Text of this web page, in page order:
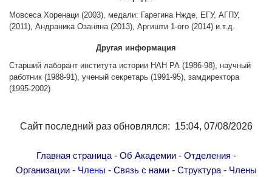
Университеты
Ученые диаспоры
Трибуна молодого ученого
Объявления
Поиск
Мовсеса Хоренаци (2003), медали: Гарегина Нжде, ЕГУ, АГПУ,
(2011), Андраника Озаняна (2013), Аргишти 1-ого (2014) и.т.д.
Другая информация
Старший лаборант института истории НАН РА (1986-98), научный
работник (1988-91), ученый секретарь (1991-95), замдиректора
(1995-2002)
Сайт последний раз обновлялся: 15:04, 07/08/2026
Главная страница- Об Академии- Отделения -
Организации- Члены - Связь с нами- Структура- Члены